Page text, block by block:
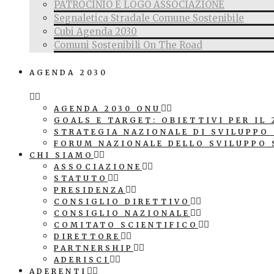
PATROCINIO E LOGO ASSOCIAZIONE
Segnaletica Stradale Comune Sostenibile
Cubi Agenda 2030
Comuni Sostenibili On The Road
AGENDA 2030
AGENDA 2030 ONU
GOALS E TARGET: OBIETTIVI PER IL
STRATEGIA NAZIONALE DI SVILUPPO
FORUM NAZIONALE DELLO SVILUPPO
CHI SIAMO
ASSOCIAZIONE
STATUTO
PRESIDENZA
CONSIGLIO DIRETTIVO
CONSIGLIO NAZIONALE
COMITATO SCIENTIFICO
DIRETTORE
PARTNERSHIP
ADERISCI
ADERENTI